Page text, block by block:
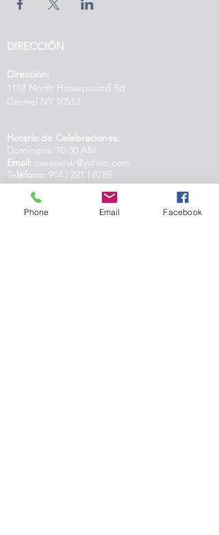
DIRECCIÓN
Dirección:
1118 North Horsepound Rd
Carmel NY 10512
Horario de Celebraciones:
Domingos: 10:30 AM
Email: casaservir@yahoo.com
Te léfono: 914 | 221 | 8785
©2024 Casa Servir | Assembly of God Affiliate
| Created by IAMM
Phone Email Facebook